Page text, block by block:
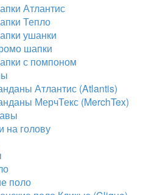
Атлантис
Тепло
ушанки
шапки
с помпоном
Атлантис (Atlantis)
МерчТекс (MerchTex)
на голову
поло